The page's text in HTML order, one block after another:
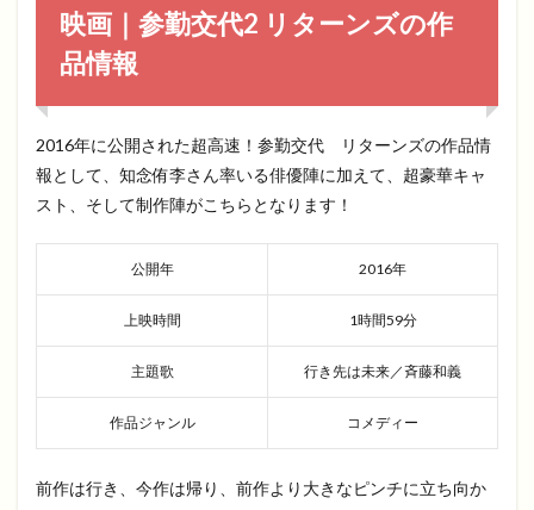
映画｜参勤交代2 リターンズの作
品情報
2016年に公開された超高速！参勤交代 リターンズの作品情
報として、知念侑李さん率いる俳優陣に加えて、超豪華キャ
スト、そして制作陣がこちらとなります！
公開年 2016年
上映時間 1時間59分
主題歌 行き先は未来／斉藤和義
作品ジャンル コメディー
前作は行き、今作は帰り、前作より大きなピンチに立ち向か